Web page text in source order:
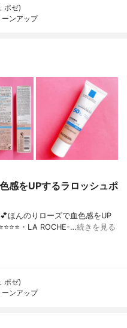
ポゼ)
ンアップ
感をUPするラロッシュポ
ほんのりローズで血色感をUP
・LA ROCHE-…続きを見る
ポゼ)
ンアップ